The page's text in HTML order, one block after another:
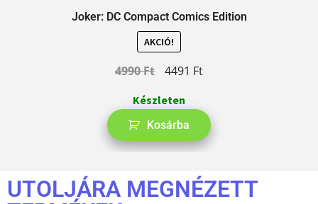
Joker: DC Compact Comics Edition
AKCIÓ!
4990Ft 4491 Ft
Készleten
Kosárba
UTOLJÁRA MEGNÉZETT